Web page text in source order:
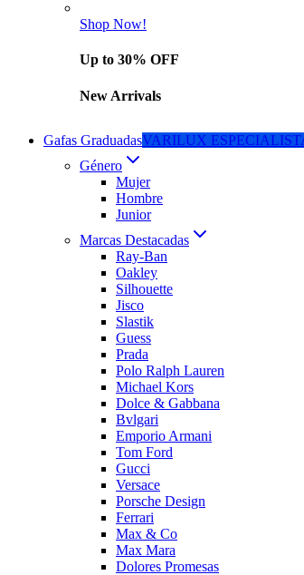
Shop Now!
Up to 30% OFF
New Arrivals
Gafas GraduadasVARILUX
Género
Mujer
Hombre
Junior
Marcas Destacadas
Ray-Ban
Oakley
Silhouette
Jisco
Slastik
Guess
Prada
Polo Ralph Lauren
Michael Kors
Dolce & Gabbana
Bvlgari
Emporio Armani
Tom Ford
Gucci
Versace
Porsche Design
Ferrari
Max & Co
Max Mara
Dolores Promesas